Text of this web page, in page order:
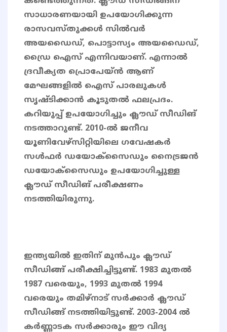
സാധാരണയായി ഉപയോഗിക്കുന്ന
രാസവസ്തുക്കൾ സിൽവർ
അയഡൈഡ്, പൊട്ടാസ്യം അയഡൈഡ്,
ഡ്രൈ ഐസ് എന്നിവയാണ്. എന്നാൽ
ദ്രവീക്യത പ്രൊപേയ്ൻ ആണ്
മേഘങ്ങളിൽ ഐസ് പാരലുകൾ
സൃഷ്ടിക്കാൻ കൂടുതൽ ഫലപ്രദം.
കറിയുപ്പ് ഉപയോഗിച്ചും ക്ലൗഡ് സീഡിങ്
നടത്താറുണ്ട്. 2010-ൽ ജനീവ
യൂണിവേഴ്സിറ്റിയിലെ ഗവേഷകർ
സൾഫർ ഡയോക്സൈഡും നൈട്രജൻ
ഡയോക്സൈഡും ഉപയോഗിച്ചുള്ള
ക്ലൗഡ് സീഡിങ് പരീക്ഷണം
നടത്തിയിരുന്നു.
ഇന്ത്യയിൽ ഇതിന് മുൻപും ക്ലൗഡ്
സീഡിങ്ങ് പരീക്ഷിച്ചിട്ടുണ്ട്. 1983 മുതൽ
1987 വരെയും, 1993 മുതൽ 1994
വരെയും തമിഴ്നാട് സർക്കാർ ക്ലൗഡ്
സീഡിങ്ങ് നടത്തിയിട്ടുണ്ട്. 2003-2004 ൽ
കർണ്ണാടക സർക്കാരും ഈ വിദ്യ